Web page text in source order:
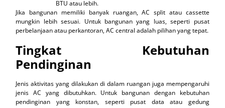
BTU atau lebih.
Jika bangunan memiliki banyak ruangan, AC split atau cassette
mungkin lebih sesuai. Untuk bangunan yang luas, seperti pusat
perbelanjaan atau perkantoran, AC central adalah pilihan yang tepat.
Tingkat Kebutuhan
Pendinginan
Jenis aktivitas yang dilakukan di dalam ruangan juga mempengaruhi
jenis AC yang dibutuhkan. Untuk bangunan dengan kebutuhan
pendinginan yang konstan, seperti pusat data atau gedung